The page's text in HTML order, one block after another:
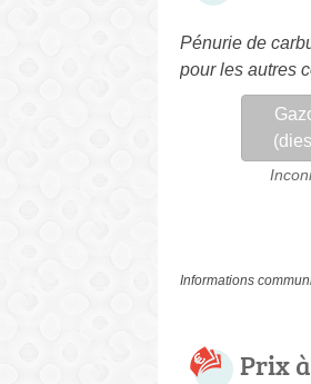
Pénurie de
pour les autres
Informations
Prix